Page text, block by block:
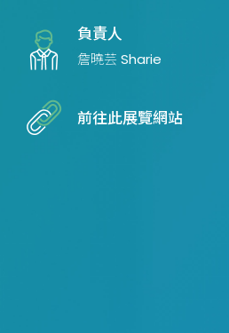
負責人
詹曉芸 Sharie
前往此展覽網站